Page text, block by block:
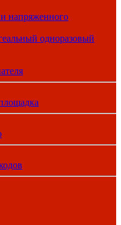
напряженного
одноразовый